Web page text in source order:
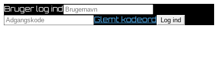
Bruger log ind
Glemt kodeord